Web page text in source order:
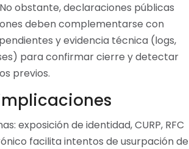
obstante, declaraciones públicas
deben complementarse con
y evidencia técnica (logs,
para confirmar cierre y detectar
previos.
exposición de identidad, CURP, RFC
facilita intentos de usurpación de